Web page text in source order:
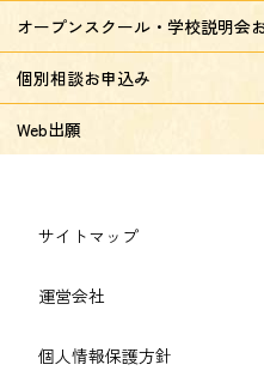
オープンスクール・学校説明会
個別相談お申込み
Web出願
サイトマップ
運営会社
個人情報保護方針